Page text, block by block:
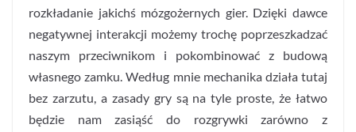
rozkładanie jakichś mózgożernych gier. Dzięki dawce
negatywnej interakcji możemy trochę poprzeszkadzać
naszym przeciwnikom i pokombinować z budową
własnego zamku. Według mnie mechanika działa tutaj
bez zarzutu, a zasady gry są na tyle proste, że łatwo
będzie nam zasiąść do rozgrywki zarówno z